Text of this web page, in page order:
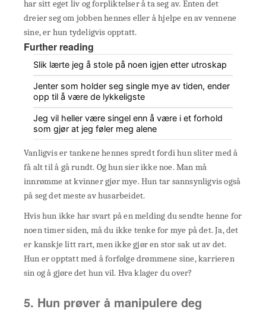
har sitt eget liv og forpliktelser å ta seg av. Enten det
dreier seg om jobben hennes eller å hjelpe en av vennene
sine, er hun tydeligvis opptatt.
Further reading
Slik lærte jeg å stole på noen igjen etter utroskap
Jenter som holder seg single mye av tiden, ender
opp til å være de lykkeligste
Jeg vil heller være singel enn å være i et forhold
som gjør at jeg føler meg alene
Vanligvis er tankene hennes spredt fordi hun sliter med å
få alt til å gå rundt. Og hun sier ikke noe. Man må
innrømme at kvinner gjør mye. Hun tar sannsynligvis også
på seg det meste av husarbeidet.
Hvis hun ikke har svart på en melding du sendte henne for
noen timer siden, må du ikke tenke for mye på det. Ja, det
er kanskje litt rart, men ikke gjør en stor sak ut av det.
Hun er opptatt med å forfølge drømmene sine, karrieren
sin og å gjøre det hun vil. Hva klager du over?
5. Hun prøver å manipulere deg